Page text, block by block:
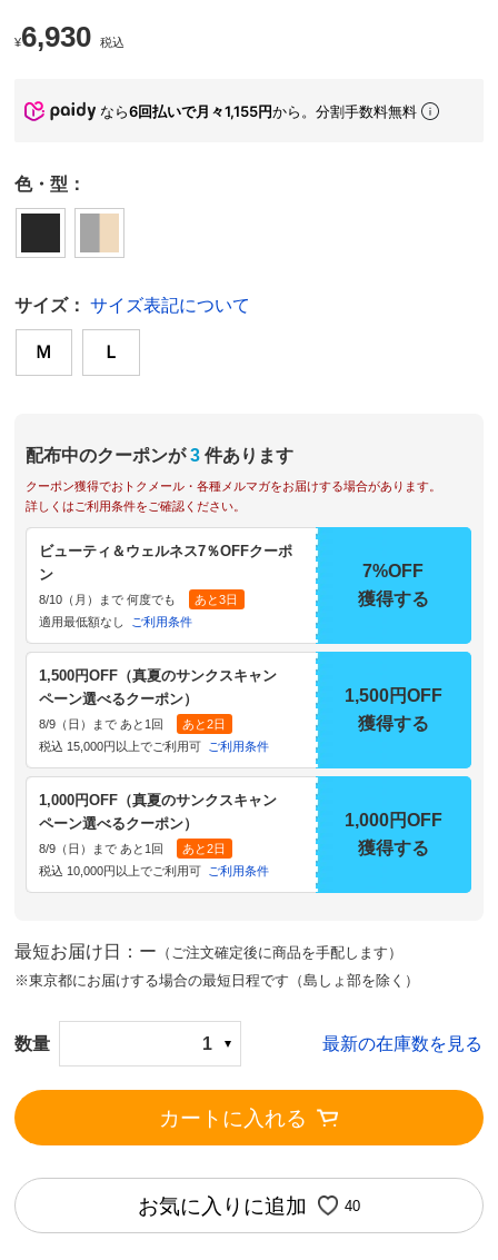
¥6,930 税込
なら6回払いで月々1,155円から。分割手数料無料
色・型：
サイズ： サイズ表記について
Ｍ Ｌ
配布中のクーポンが 3 件あります
クーポン獲得でおトクメール・各種メルマガをお届けする場合があります。
詳しくはご利用条件をご確認ください。
ビューティ＆ウェルネス7％OFFクーポ
ン
8/10（月）まで 何度でも
あと3日
適用最低額なし
ご利用条件
7%OFF
獲得する
1,500円OFF（真夏のサンクスキャン
ペーン選べるクーポン）
8/9（日）まで あと1回
あと2日
税込 15,000円以上でご利用可
ご利用条件
1,500円OFF
獲得する
1,000円OFF（真夏のサンクスキャン
ペーン選べるクーポン）
8/9（日）まで あと1回
あと2日
税込 10,000円以上でご利用可
ご利用条件
1,000円OFF
獲得する
最短お届け日：ー （ご注文確定後に商品を手配します）
※東京都にお届けする場合の最短日程です（島しょ部を除く）
数量 1 最新の在庫数を見る
カートに入れる
お気に入りに追加 40